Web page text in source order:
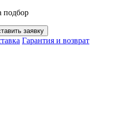
подбор
заявку
Гарантия и возврат